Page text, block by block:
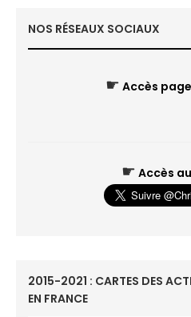
NOS RÉSEAUX SOCIAUX
☛ Accès
☛ Accès
2015-2021 : CARTES DES
EN FRANCE